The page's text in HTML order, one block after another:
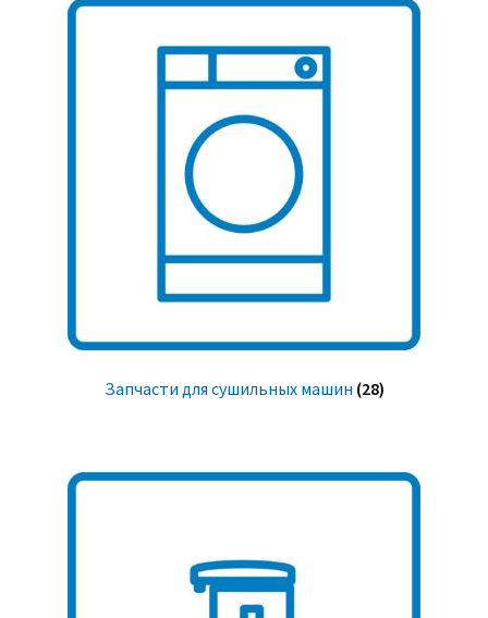
Запчасти для сушильных машин (28)